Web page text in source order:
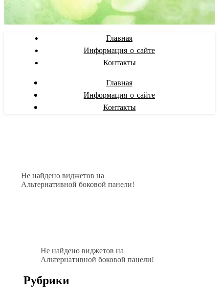
Главная
Информация о сайте
Контакты
Главная
Информация о сайте
Контакты
Не найдено виджетов на
Альтернативной боковой панели!
Не найдено виджетов на
Альтернативной боковой панели!
Рубрики